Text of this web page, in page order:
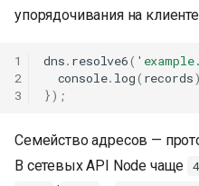
упорядочивания на
1
2
3
dns. resolve6(
console. log( records
});
Семейство адресов —
В сетевых API Node чаще 4